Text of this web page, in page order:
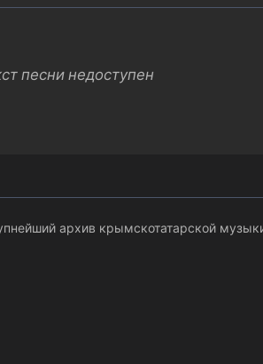
песни недоступен
архив крымскотатарской